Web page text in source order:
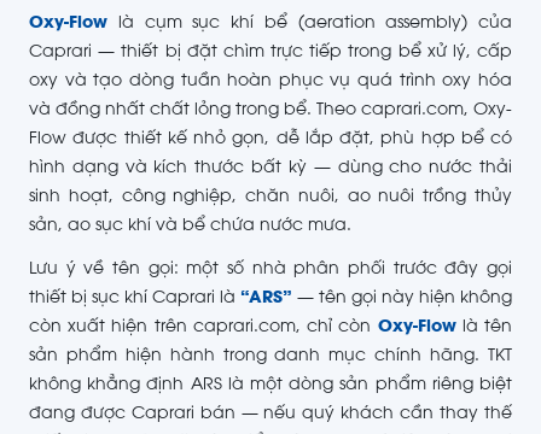
Oxy-Flow là cụm sục khí bể (aeration assembly) của
Caprari — thiết bị đặt chìm trực tiếp trong bể xử lý, cấp
oxy và tạo dòng tuần hoàn phục vụ quá trình oxy hóa
và đồng nhất chất lỏng trong bể. Theo caprari.com, Oxy-
Flow được thiết kế nhỏ gọn, dễ lắp đặt, phù hợp bể có
hình dạng và kích thước bất kỳ — dùng cho nước thải
sinh hoạt, công nghiệp, chăn nuôi, ao nuôi trồng thủy
sản, ao sục khí và bể chứa nước mưa.
Lưu ý về tên gọi: một số nhà phân phối trước đây gọi
thiết bị sục khí Caprari là “ARS” — tên gọi này hiện không
còn xuất hiện trên caprari.com, chỉ còn Oxy-Flowlà tên
sản phẩm hiện hành trong danh mục chính hãng. TKT
không khẳng định ARS là một dòng sản phẩm riêng biệt
đang được Caprari bán — nếu quý khách cần thay thế